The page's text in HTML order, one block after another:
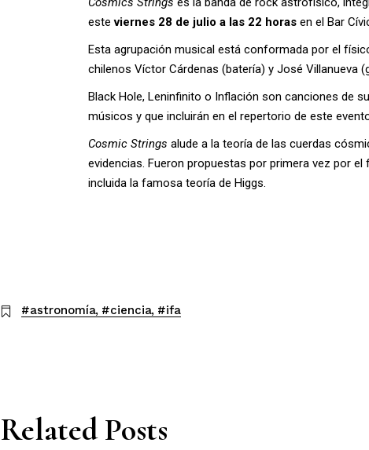
esteviernes 28 de julio a las 22 horas en el Bar
Esta agrupación musical está conformada por el
chilenos Víctor Cárdenas (batería) y José Villanueva
Black Hole, Leninfinito o Inflación son canciones de
músicos y que incluirán en el repertorio de este
Cosmic Strings alude a la teoría de las cuerdas
evidencias. Fueron propuestas por primera vez por
incluida la famosa teoría de Higgs.
#astronomía #ciencia #ifa
Related Posts